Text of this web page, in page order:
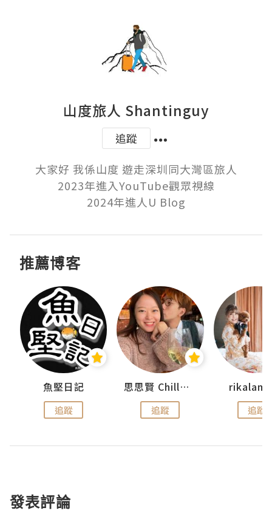
山度旅人 Shantinguy
追蹤
大家好 我係山度 遊走深圳同大灣區旅人
2023年進入YouTube觀眾視線
2024年進人U Blog
推薦博客
魚堅日記
追蹤
思思賢 ChillMyBabe
追蹤 追蹤
發表評論